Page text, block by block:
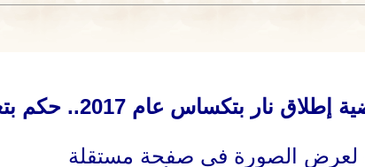
عام 2017.. حكم بتغريم سلاح الجو الأميركي بأكثر من 230 مليون دولار